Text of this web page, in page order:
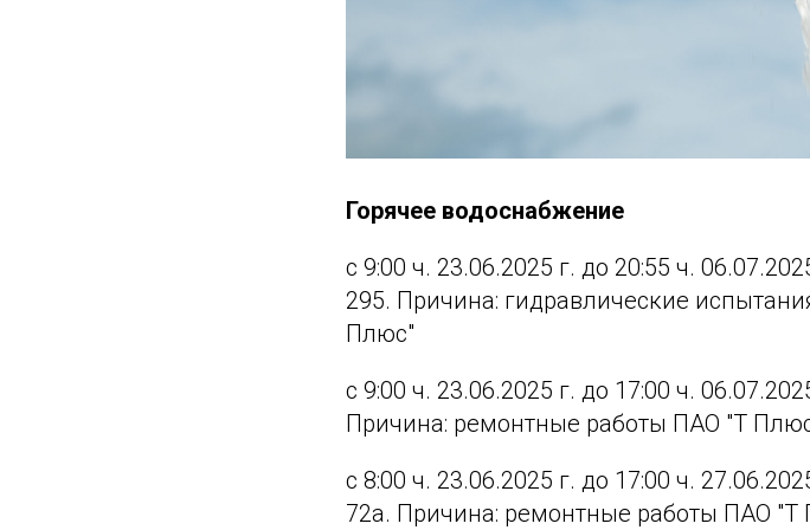
Горячее водоснабжение
с 9:00 ч. 23.06.2025 г. до 20:55 ч.
295. Причина: гидравлические
Плюс"
с 9:00 ч. 23.06.2025 г. до 17:00 ч.
Причина: ремонтные работы ПАО "Т
с 8:00 ч. 23.06.2025 г. до 17:00 ч.
72а. Причина: ремонтные работы ПАО "Т